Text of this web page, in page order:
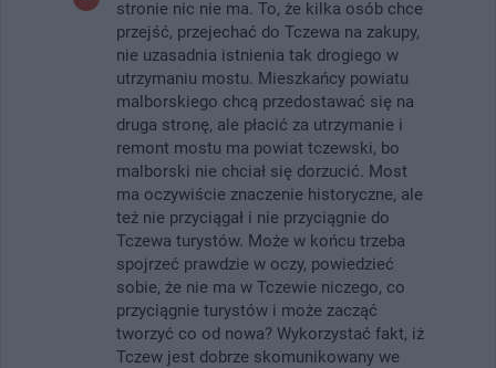
stronie nic nie ma. To, że kilka osób chce
przejść, przejechać do Tczewa na zakupy,
nie uzasadnia istnienia tak drogiego w
utrzymaniu mostu. Mieszkańcy powiatu
malborskiego chcą przedostawać się na
druga stronę, ale płacić za utrzymanie i
remont mostu ma powiat tczewski, bo
malborski nie chciał się dorzucić. Most
ma oczywiście znaczenie historyczne, ale
też nie przyciągał i nie przyciągnie do
Tczewa turystów. Może w końcu trzeba
spojrzeć prawdzie w oczy, powiedzieć
sobie, że nie ma w Tczewie niczego, co
przyciągnie turystów i może zacząć
tworzyć co od nowa? Wykorzystać fakt, iż
Tczew jest dobrze skomunikowany we